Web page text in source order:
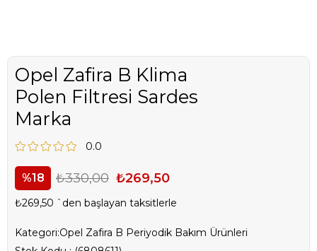
Opel Zafira B Klima
Polen Filtresi Sardes
Marka
0.0
18 ₺330,00 ₺269,50
₺269,50 `den başlayan taksitlerle
Kategori:Opel Zafira B Periyodik Bakım Ürünleri